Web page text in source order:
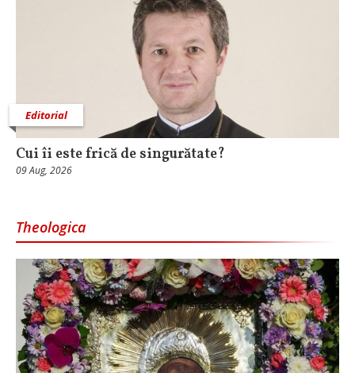
Editorial
Cui îi este frică de singurătate?
09 Aug, 2026
Theologica